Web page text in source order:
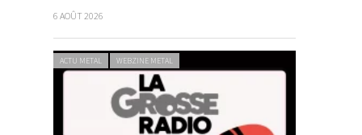
6 AOÛT 2026
ACTU METAL WEBZINE METAL